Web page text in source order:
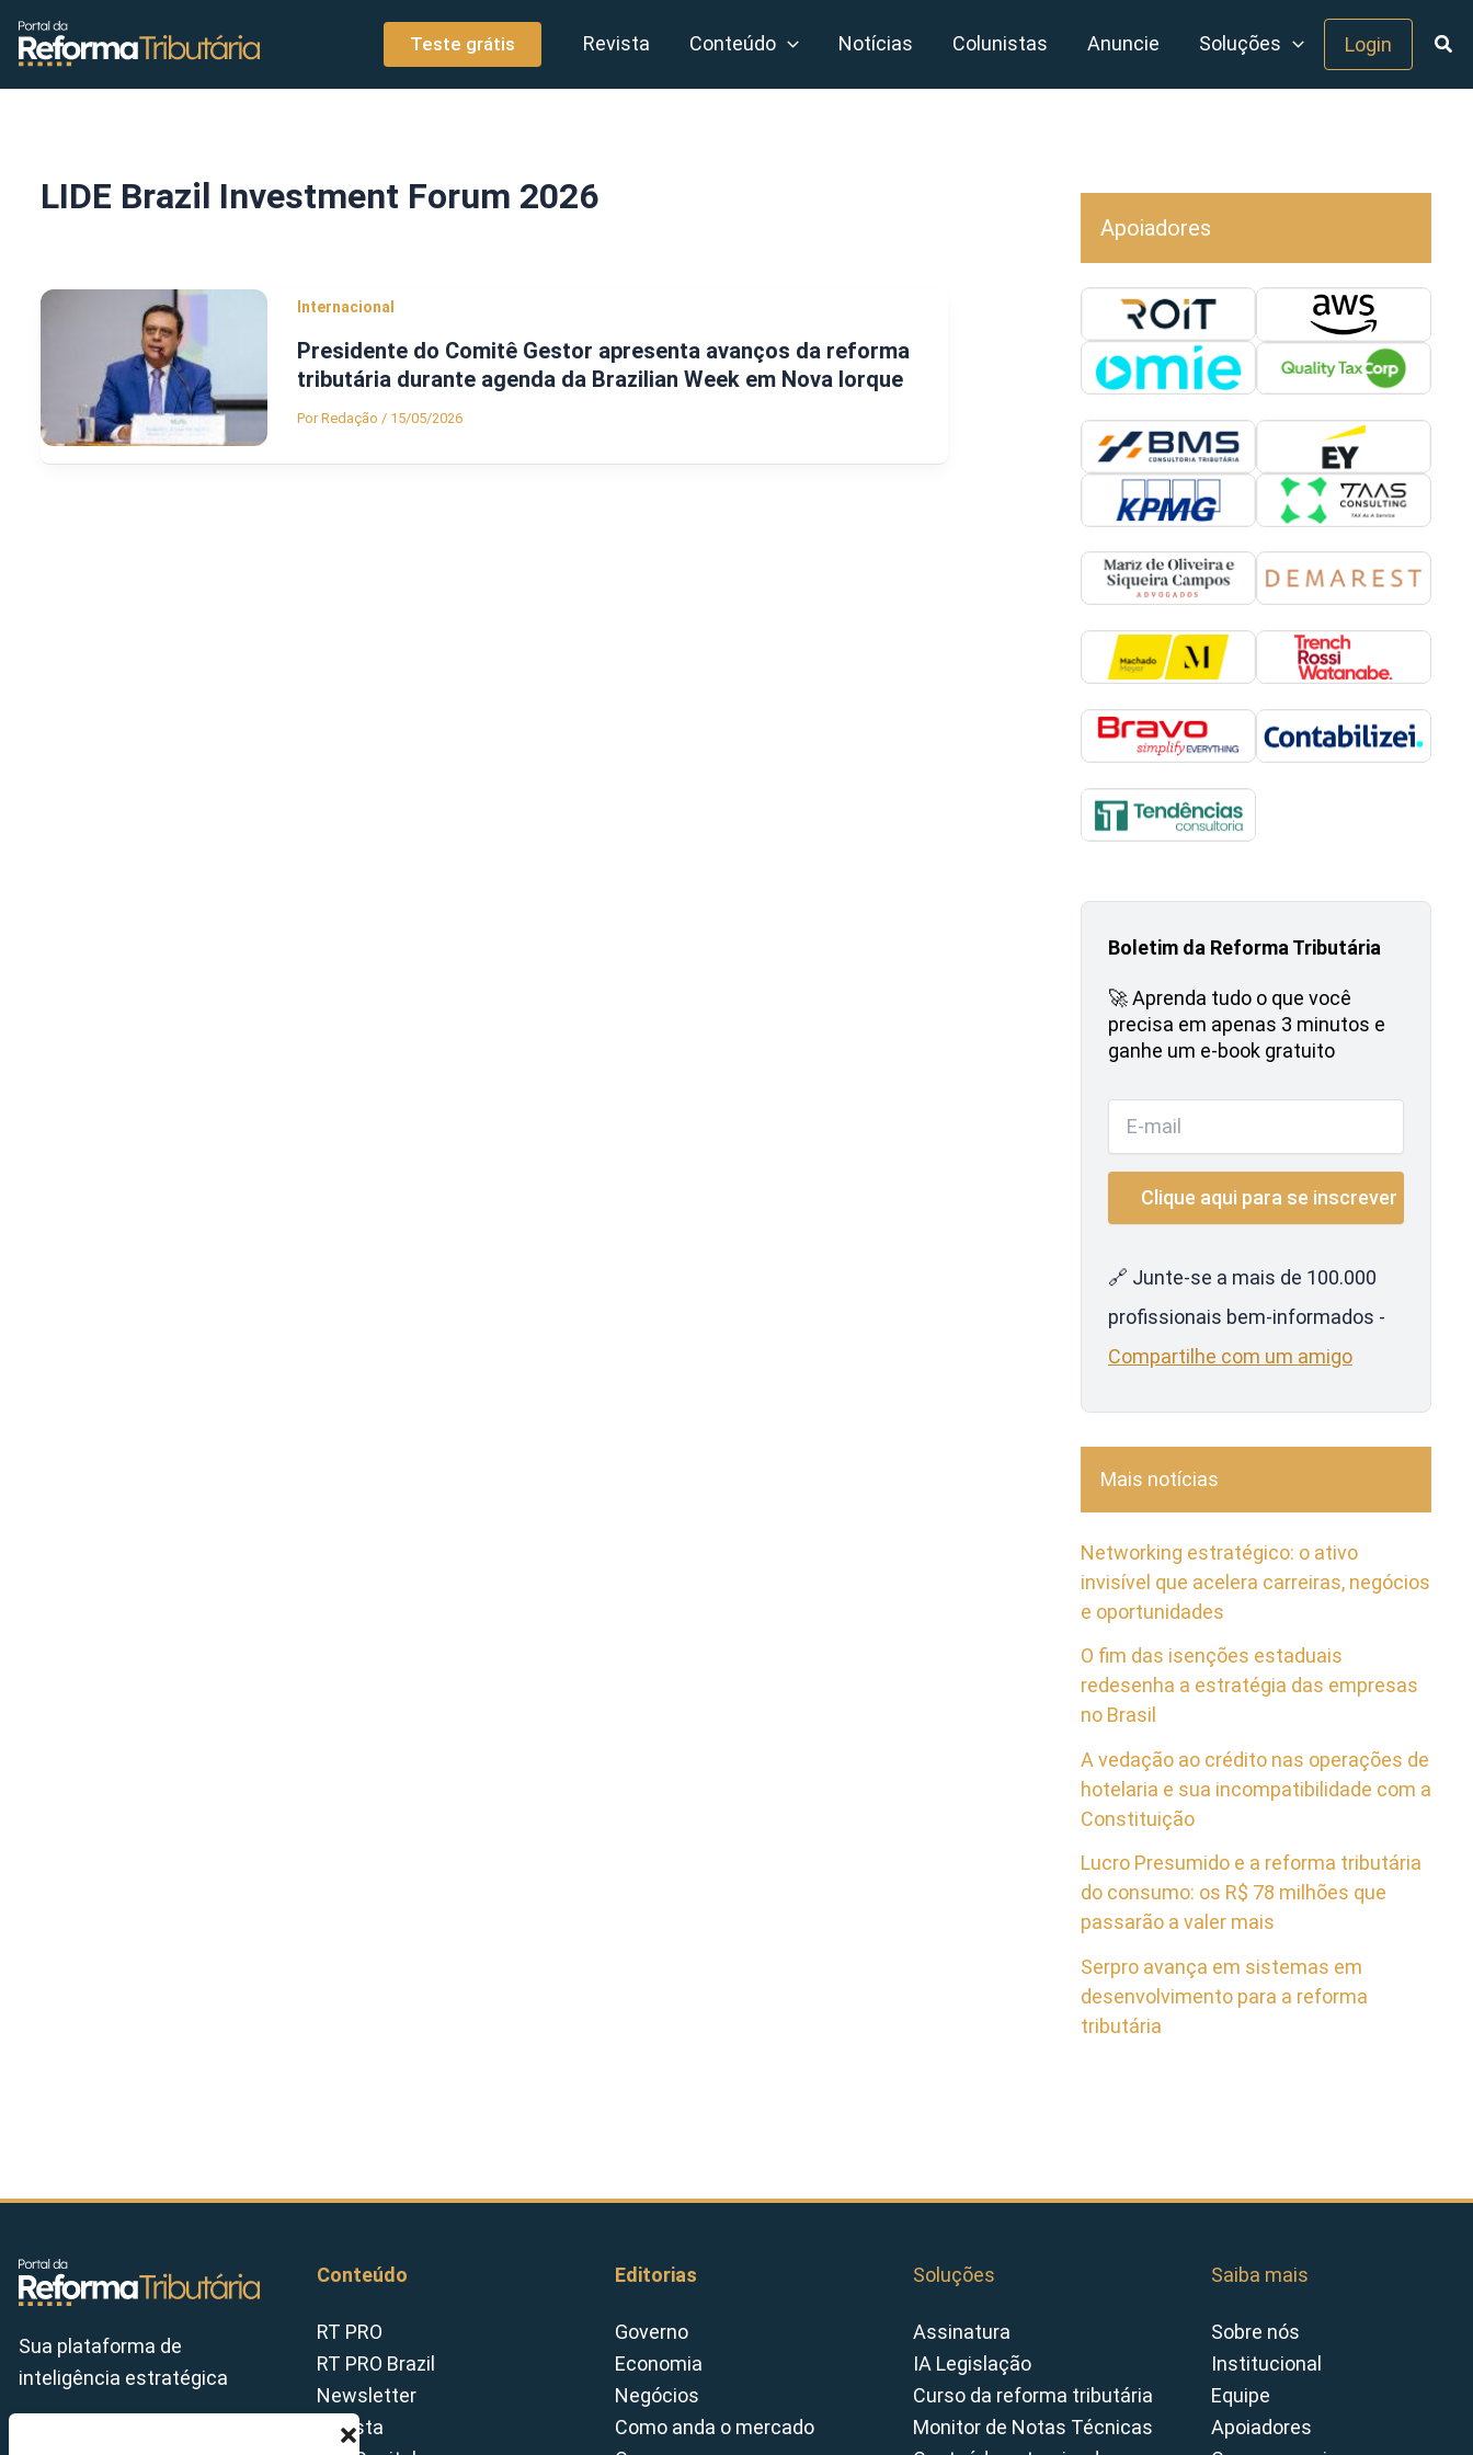
conteúdo
Teste grátis Revista Conteúdo Notícias Colunistas Anuncie Soluções Login
LIDE Brazil Investment Forum 2026
Internacional
Presidente do Comitê Gestor apresenta avanços da reforma
tributária durante agenda da Brazilian Week em Nova Iorque
PorRedação / 15/05/2026
Apoiadores
Boletim da Reforma Tributária
🚀 Aprenda tudo o que você
precisa em apenas 3 minutos e
ganhe um e-book gratuito
🔗 Junte-se a mais de 100.000
profissionais bem-informados -
Compartilhe com um amigo
Mais notícias
Networking estratégico: o ativo
invisível que acelera carreiras, negócios
e oportunidades
O fim das isenções estaduais
redesenha a estratégia das empresas
no Brasil
A vedação ao crédito nas operações de
hotelaria e sua incompatibilidade com a
Constituição
Lucro Presumido e a reforma tributária
do consumo: os R$ 78 milhões que
passarão a valer mais
Serpro avança em sistemas em
desenvolvimento para a reforma
tributária
Sua plataforma de
inteligência estratégica
Conteúdo
RT PRO
RT PRO Brazil
Newsletter
Revista
Editorias
Governo
Economia
Negócios
Como anda o mercado
Soluções
Assinatura
IA Legislação
Curso da reforma tributária
Monitor de Notas Técnicas
Saiba mais
Sobre nós
Institucional
Equipe
Apoiadores